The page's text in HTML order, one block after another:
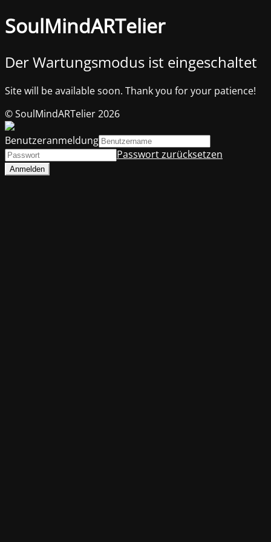
SoulMindARTelier
Der Wartungsmodus ist eingeschaltet
Site will be available soon. Thank you for your patience!
© SoulMindARTelier 2026
Benutzeranmeldung
Passwort zurücksetzen